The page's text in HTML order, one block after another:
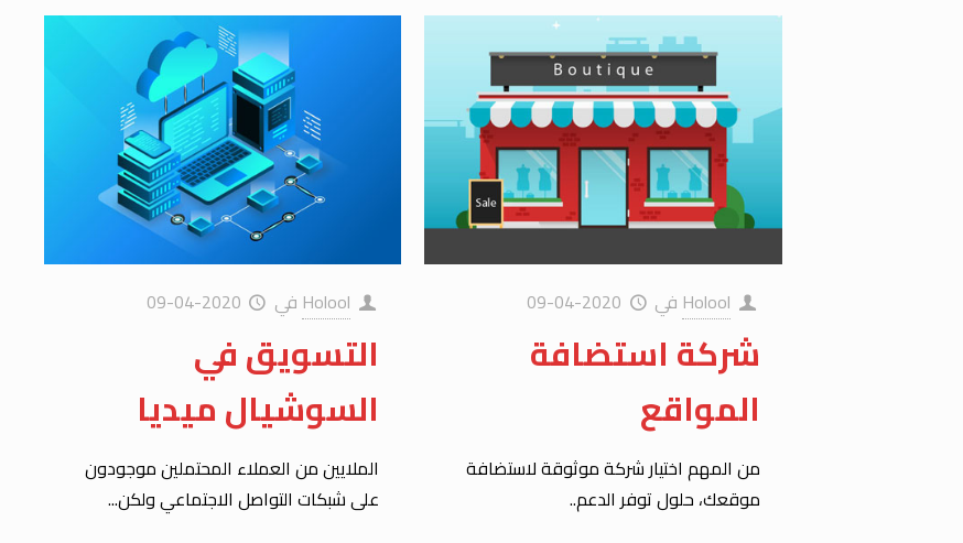
Holool في 2020-04-09
شركة استضافة
المواقع
من المهم اختيار شركة موثوقة لاستضافة
موقعك، حلول توفر الدعم..
Holool في 2020-04-09
التسويق في
السوشيال ميديا
الملايين من العملاء المحتملين موجودون
على شبكات التواصل الاجتماعي ولكن...